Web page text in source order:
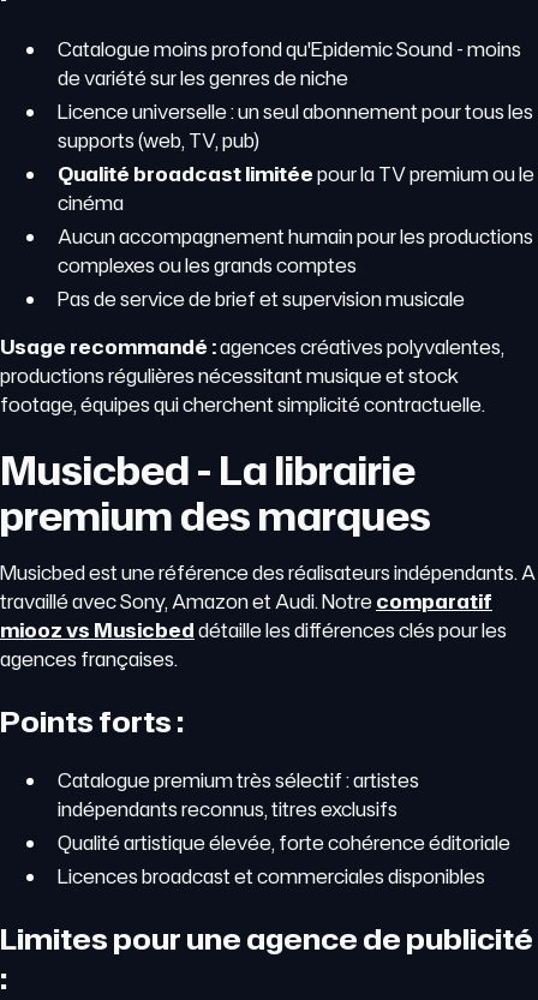
Catalogue moins profond qu'Epidemic Sound - moins
de variété sur les genres de niche
Licence universelle : un seul abonnement pour tous les
supports (web, TV, pub)
Qualité broadcast limitéepour la TV premium ou le
cinéma
Aucun accompagnement humain pour les productions
complexes ou les grands comptes
Pas de service de brief et supervision musicale
Usage recommandé :agences créatives polyvalentes,
productions régulières nécessitant musique et stock
footage, équipes qui cherchent simplicité contractuelle.
Musicbed - La librairie
premium des marques
Musicbed est une référence des réalisateurs indépendants. A
travaillé avec Sony, Amazon et Audi. Notrecomparatif
miooz vs Musicbeddétaille les différences clés pour les
agences françaises.
Points forts :
Catalogue premium très sélectif : artistes
indépendants reconnus, titres exclusifs
Qualité artistique élevée, forte cohérence éditoriale
Licences broadcast et commerciales disponibles
Limites pour une agence de publicité
: